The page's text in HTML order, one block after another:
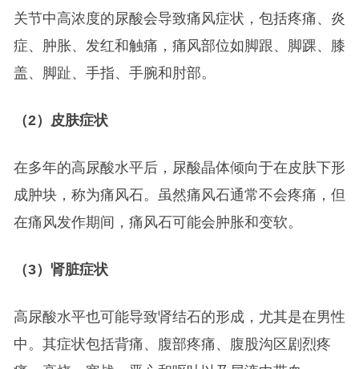
关节中高浓度的尿酸会导致痛风症状，包括疼痛、炎
症、肿胀、发红和触痛，痛风部位如脚跟、脚踝、膝
盖、脚趾、手指、手腕和肘部。
（2）皮肤症状
在多年的高尿酸水平后，尿酸晶体倾向于在皮肤下形
成肿块，称为痛风石。虽然痛风石通常不会疼痛，但
在痛风发作期间，痛风石可能会肿胀和变软。
（3）肾脏症状
高尿酸水平也可能导致肾结石的形成，尤其是在男性
中。其症状包括背痛、腹部疼痛、腹股沟区剧烈疼